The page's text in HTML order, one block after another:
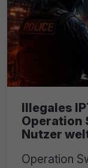
Illegales
Operation
Nutzer
Operation